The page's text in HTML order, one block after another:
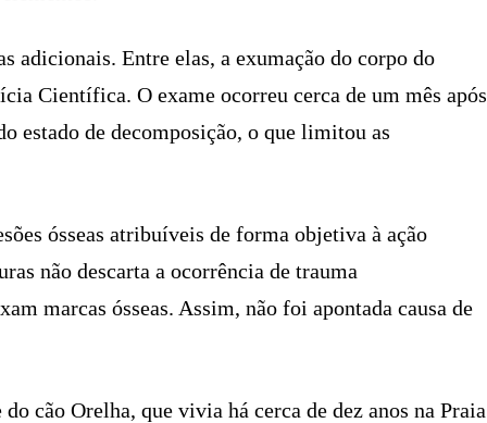
adicionais. Entre elas, a exumação do corpo do
Científica. O exame ocorreu cerca de um mês após
estado de decomposição, o que limitou as
ósseas atribuíveis de forma objetiva à ação
não descarta a ocorrência de trauma
marcas ósseas. Assim, não foi apontada causa de
cão Orelha, que vivia há cerca de dez anos na Praia